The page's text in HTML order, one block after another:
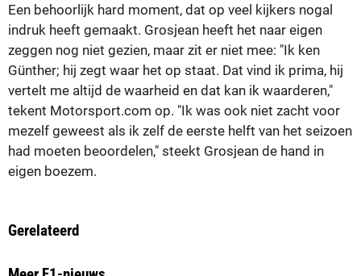
Een behoorlijk hard moment, dat op veel kijkers nogal
indruk heeft gemaakt. Grosjean heeft het naar eigen
zeggen nog niet gezien, maar zit er niet mee: "Ik ken
Günther; hij zegt waar het op staat. Dat vind ik prima, hij
vertelt me altijd de waarheid en dat kan ik waarderen,"
tekent Motorsport.com op. "Ik was ook niet zacht voor
mezelf geweest als ik zelf de eerste helft van het seizoen
had moeten beoordelen," steekt Grosjean de hand in
eigen boezem.
Gerelateerd